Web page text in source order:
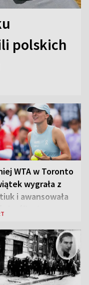
polskich
WTA w Toronto
wygrała z
i awansowała